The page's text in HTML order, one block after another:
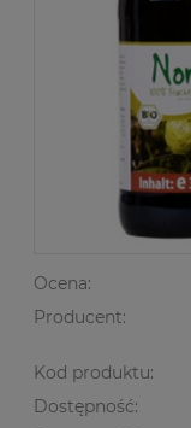
Ocena:
Producent:
Kod produktu:
Dostępność: